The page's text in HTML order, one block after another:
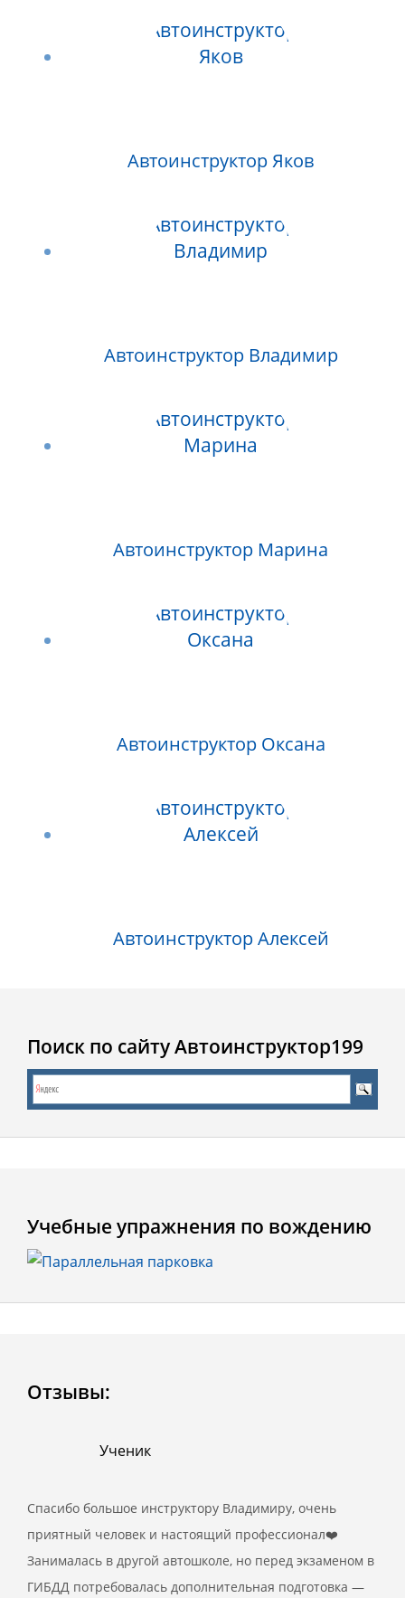
Автоинструктор Яков
Автоинструктор Владимир
Автоинструктор Марина
Автоинструктор Оксана
Автоинструктор Алексей
Поиск по сайту Автоинструктор199
Учебные упражнения по вождению
Отзывы:
Ученик
Спасибо большое инструктору Владимиру, очень
приятный человек и настоящий профессионал❤️
Занималась в другой автошколе, но перед экзаменом в
ГИБДД потребовалась дополнительная подготовка —